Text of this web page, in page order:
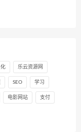
乐云资源网
SEO 学习
电影网站 支付